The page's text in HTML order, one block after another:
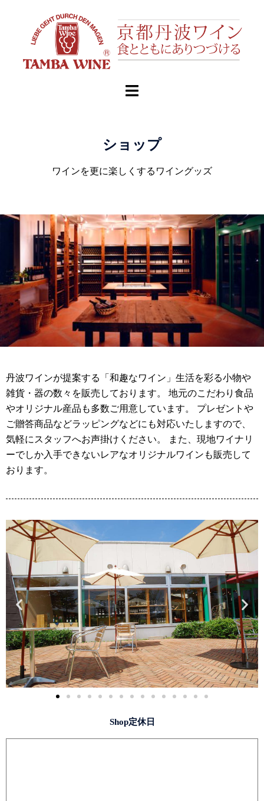
ショップ
ワインを更に楽しくするワイングッズ
丹波ワインが提案する「和趣なワイン」生活を彩る小物や
雑貨・器の数々を販売しております。 地元のこだわり食品
やオリジナル産品も多数ご用意しています。 プレゼントや
ご贈答商品などラッピングなどにも対応いたしますので、
気軽にスタッフへお声掛けください。 また、現地ワイナリ
ーでしか入手できないレアなオリジナルワインも販売して
おります。
Shop定休日